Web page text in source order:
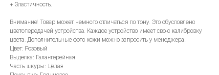
+ Эластичность.
Внимание! Товар может немного отличаться по тону. Это обусловлено
цветопередачей устройства. Каждое устройство имеет свою калибровку
цвета. Дополнительные фото кожи можно запросить у менеджера.
Цвет: Розовый
Выделка: Галантерейная
Часть шкуры: Целая